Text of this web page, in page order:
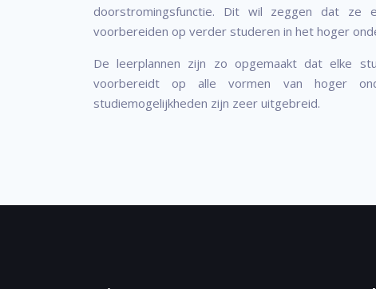
doorstromingsfunctie. Dit wil zeggen dat ze
voorbereiden op verder studeren in het hoger
De leerplannen zijn zo opgemaakt dat elke
voorbereidt op alle vormen van hoger
studiemogelijkheden zijn zeer uitgebreid.